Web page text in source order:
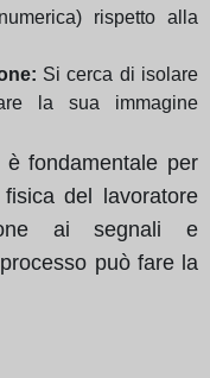
rispetto alla
Si cerca di isolare
la sua immagine
fondamentale per
del lavoratore
ai segnali e
può fare la